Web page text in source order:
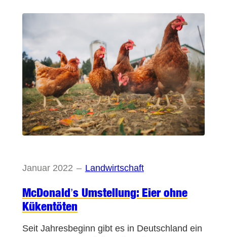
Januar 2022 – Landwirtschaft
McDonald’s Umstellung: Eier ohne
Kükentöten
Seit Jahresbeginn gibt es in Deutschland ein